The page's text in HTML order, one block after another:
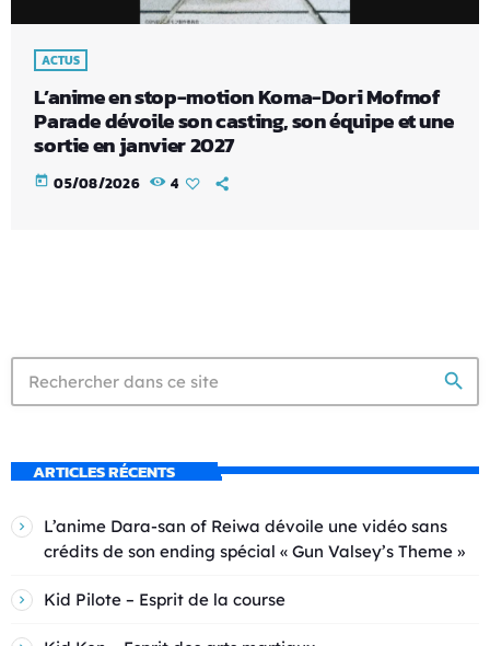
ACTUS
L’anime en stop-motion Koma-Dori Mofmof
Parade dévoile son casting, son équipe et une
sortie en janvier 2027
today 05/08/2026 4
search
ARTICLES RÉCENTS
L’anime Dara-san of Reiwa dévoile une vidéo sans
crédits de son ending spécial « Gun Valsey’s Theme »
Kid Pilote – Esprit de la course